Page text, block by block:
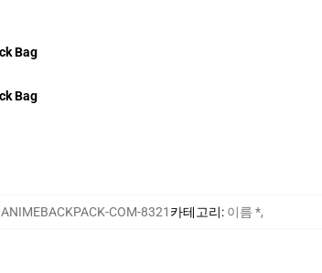
ANIMEBACKPACK-COM-8321 카테고리: 이름 *,